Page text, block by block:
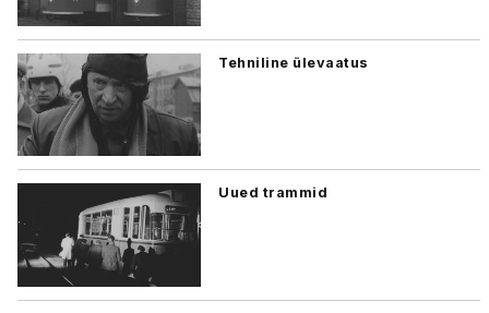
Tehniline ülevaatus
Uued trammid